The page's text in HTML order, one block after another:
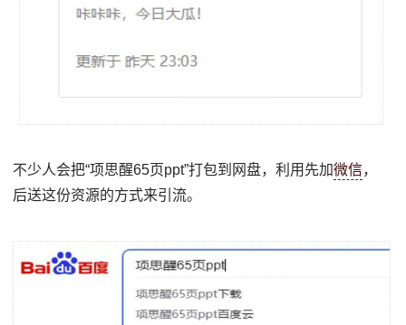
不少人会把“项思醒65页ppt”打包到网盘，利用先加微信，
后送这份资源的方式来引流。